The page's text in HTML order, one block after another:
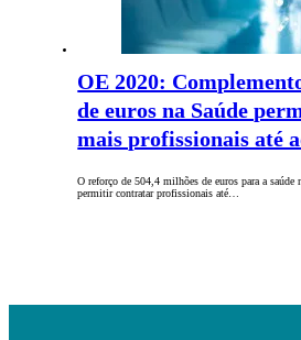
OE 2020:
de euros na Saúde
mais profissionais até
O reforço de 504,4 milhões de euros para a
permitir contratar profissionais até…